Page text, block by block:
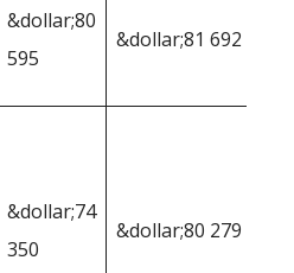
&dollar;80
595
&dollar;81 692
&dollar;74
350
&dollar;80 279